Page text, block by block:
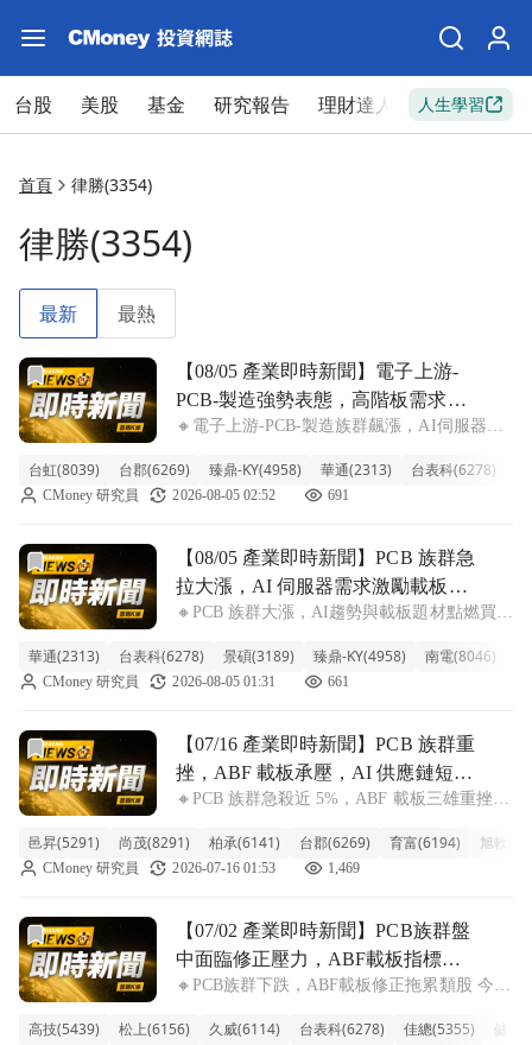
台股 美股 基金 研究報告 理財達人 新手入門
人生學習
首頁 律勝(3354)
律勝(3354)
最新 最熱
前往【08/05 產業即時新聞】電子上游-PCB-製造強勢表態，
【08/05 產業即時新聞】電子上游-
PCB-製造強勢表態，高階板需求回
溫引領資金活水
🔸電子上游-PCB-製造族群飆漲，AI伺服器與
族群表現亮眼，類股整體飆升7.56%，多檔指
標股如台虹、台郡、臻鼎-KY、華通、台表科
台虹(8039) 台郡(6269) 臻鼎-KY(4958) 華通(2313) 台表科(6278)
CMoney 研究員 2026-08-05 02:52 691
前往【08/05 產業即時新聞】PCB 族群急拉大漲，AI 伺服器
【08/05 產業即時新聞】PCB 族群急
拉大漲，AI 伺服器需求激勵載板股
強彈
🔸PCB 族群大漲，AI趨勢與載板題材點燃買氣
6.70%，尤其華通、台表科盤中直逼漲停，景
碩、臻鼎-KY、南電、欣興等指標股也同步大
華通(2313) 台表科(6278) 景碩(3189) 臻鼎-KY(4958) 南電(8046)
CMoney 研究員 2026-08-05 01:31 661
前往【07/16 產業即時新聞】PCB 族群重挫，ABF 載板承壓
【07/16 產業即時新聞】PCB 族群重
挫，ABF 載板承壓，AI 供應鏈短期
修正。
🔸PCB 族群急殺近 5%，ABF 載板三雄重挫。
主因 ABF 載板三雄欣興、南電、景碩跌幅均
逾 5%，南電更重挫近 8%，獲利了結賣壓沉
邑昇(5291) 尚茂(8291) 柏承(6141) 台郡(6269) 育富(6194) 旭軟
CMoney 研究員 2026-07-16 01:53 1,469
前往【07/02 產業即時新聞】PCB族群盤中面臨修正壓力，
【07/02 產業即時新聞】PCB族群盤
中面臨修正壓力，ABF載板指標股
回檔，然部分利基型個股逆勢抗跌
🔸PCB族群下跌，ABF載板修正拖累類股 今天
主要壓力來自高價位的ABF載板指標股。欣
高技(5439) 松上(6156) 久威(6114) 台表科(6278) 佳總(5355) 健鼎